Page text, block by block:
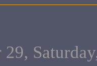
29,